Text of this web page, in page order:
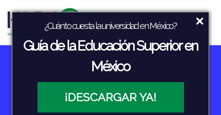
¿Cuánto cuesta la universidad en México?
Guía de la Educación Superior en
México
¡DESCARGAR YA!
Ahorro inteligente Educación